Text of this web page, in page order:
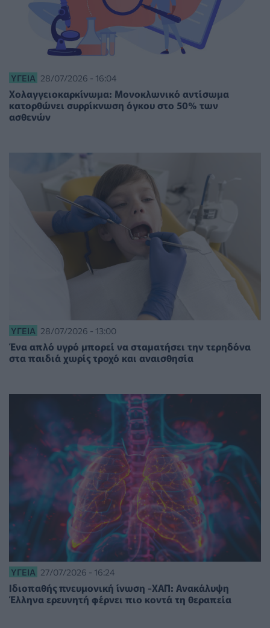
ΥΓΕΊΑ 28/07/2026 - 16:04
Χολαγγειοκαρκίνωμα: Μονοκλωνικό αντίσωμα
κατορθώνει συρρίκνωση όγκου στο 50% των
ασθενών
ΥΓΕΊΑ 28/07/2026 - 13:00
Ένα απλό υγρό μπορεί να σταματήσει την τερηδόνα
στα παιδιά χωρίς τροχό και αναισθησία
ΥΓΕΊΑ 27/07/2026 - 16:24
Ιδιοπαθής πνευμονική ίνωση -ΧΑΠ: Ανακάλυψη
Έλληνα ερευνητή φέρνει πιο κοντά τη θεραπεία